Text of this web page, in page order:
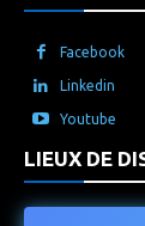
Facebook
Linkedin
Youtube
LIEUX DE